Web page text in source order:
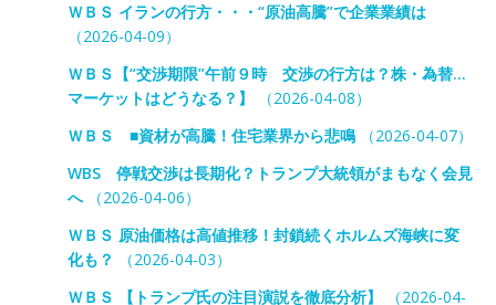
ＷＢＳ イランの行方・・・“原油高騰”で企業業績は
（2026-04-09）
ＷＢＳ【“交渉期限”午前９時 交渉の行方は？株・為替…
マーケットはどうなる？】
（2026-04-08）
ＷＢＳ ■資材が高騰！住宅業界から悲鳴（2026-04-07）
WBS 停戦交渉は長期化？トランプ大統領がまもなく会見
へ（2026-04-06）
ＷＢＳ 原油価格は高値推移！封鎖続くホルムズ海峡に変
化も？
（2026-04-03）
ＷＢＳ 【トランプ氏の注目演説を徹底分析】
（2026-04-